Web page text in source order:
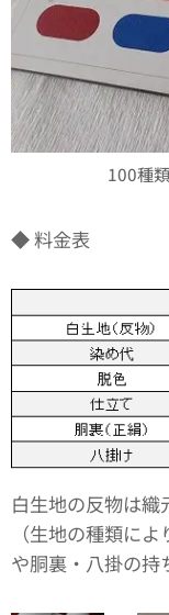
100種
◆ 料金表
白生地の反物は
（生地の種類に
や胴裏・八掛の持